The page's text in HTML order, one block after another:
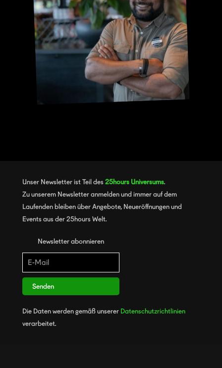
Unser Newsletter ist Teil des25hours Universums.
Zu unserem Newsletter anmelden und immer auf dem
Laufenden bleiben über Angebote, Neueröffnungen und
Events aus der 25hours Welt.
Newsletter abonnieren
Senden
Die Daten werden gemäß unserer Datenschutzrichtlinien
verarbeitet.